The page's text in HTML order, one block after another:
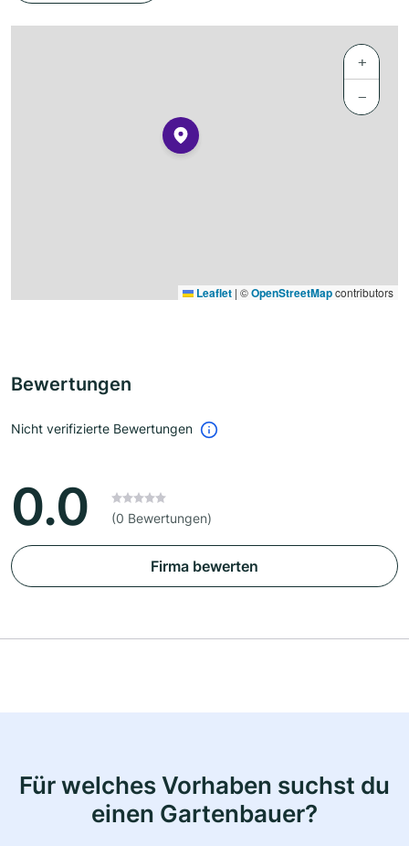
+
−
Leaflet | ©OpenStreetMapcontributors
Bewertungen
Nicht verifizierte Bewertungen
0.0 (0 Bewertungen)
Firma bewerten
Für welches Vorhaben suchst du
einen Gartenbauer?